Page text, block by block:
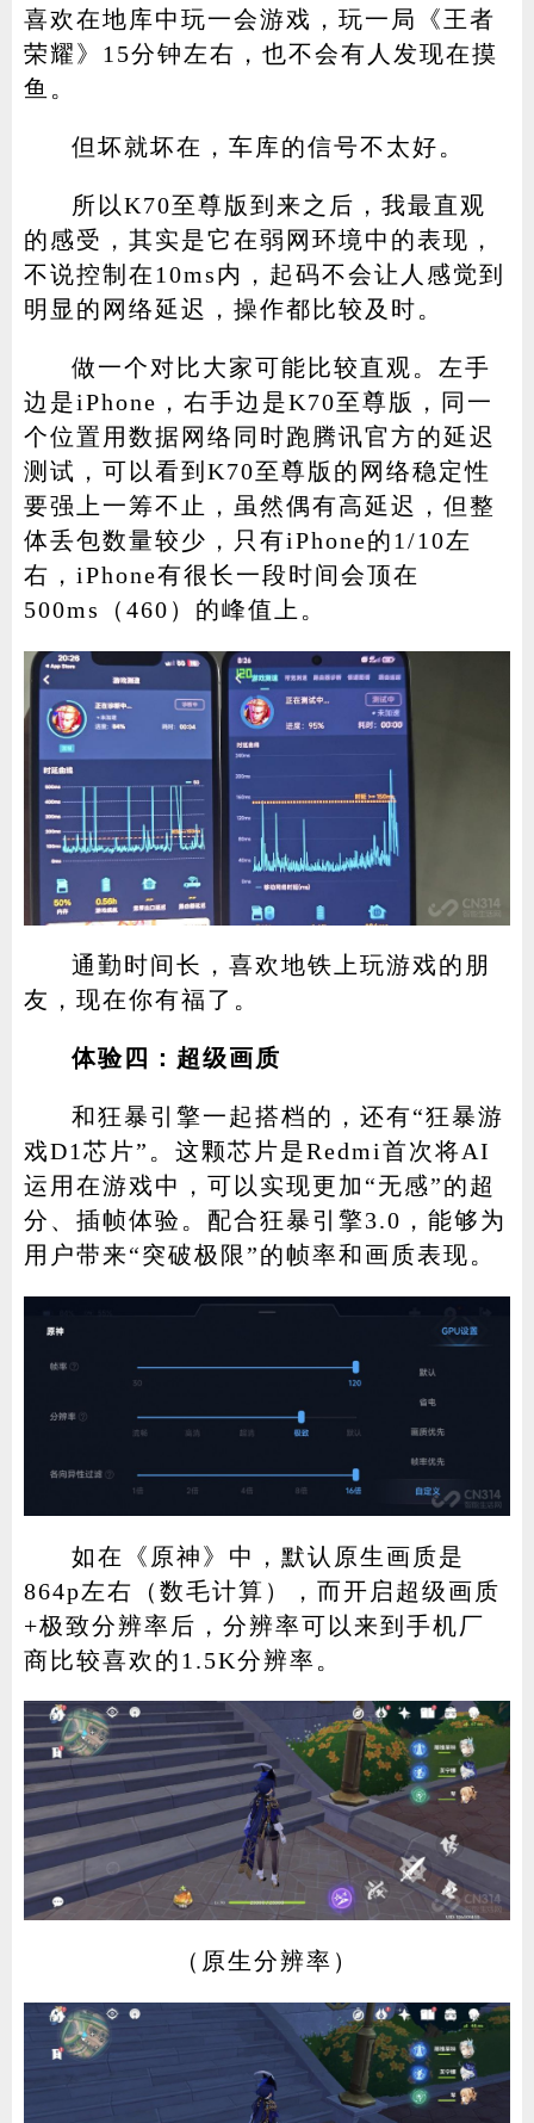
喜欢在地库中玩一会游戏，玩一局《王者
荣耀》15分钟左右，也不会有人发现在摸
鱼。
但坏就坏在，车库的信号不太好。
所以K70至尊版到来之后，我最直观
的感受，其实是它在弱网环境中的表现，
不说控制在10ms内，起码不会让人感觉到
明显的网络延迟，操作都比较及时。
做一个对比大家可能比较直观。左手
边是iPhone，右手边是K70至尊版，同一
个位置用数据网络同时跑腾讯官方的延迟
测试，可以看到K70至尊版的网络稳定性
要强上一筹不止，虽然偶有高延迟，但整
体丢包数量较少，只有iPhone的1/10左
右，iPhone有很长一段时间会顶在
500ms（460）的峰值上。
通勤时间长，喜欢地铁上玩游戏的朋
友，现在你有福了。
体验四：超级画质
和狂暴引擎一起搭档的，还有“狂暴游
戏D1芯片”。这颗芯片是Redmi首次将AI
运用在游戏中，可以实现更加“无感”的超
分、插帧体验。配合狂暴引擎3.0，能够为
用户带来“突破极限”的帧率和画质表现。
如在《原神》中，默认原生画质是
864p左右（数毛计算），而开启超级画质
+极致分辨率后，分辨率可以来到手机厂
商比较喜欢的1.5K分辨率。
（原生分辨率）